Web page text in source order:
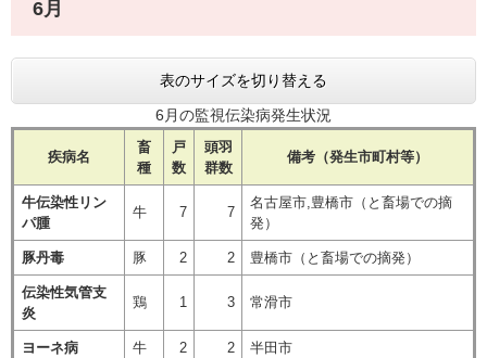
6月
表のサイズを切り替える
6月の監視伝染病発生状況
疾病名
畜
種
戸
数
頭羽
群数
備考（発生市町村等）
牛伝染性リン
パ腫
牛 7 7
名古屋市,豊橋市（と畜場での摘
発）
豚丹毒 豚 2 2 豊橋市（と畜場での摘発）
伝染性気管支
炎
鶏 1 3 常滑市
ヨーネ病 牛 2 2 半田市